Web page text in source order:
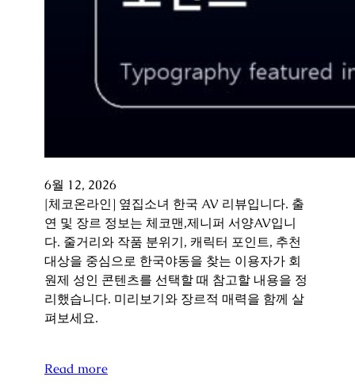
6월 12, 2026
[체코온라인] 옆집소녀 한국 AV 리뷰입니다. 출
연 및 장르 정보는 체코맨,제니퍼 서양AV입니
다. 줄거리와 작품 분위기, 캐릭터 포인트, 추천
대상을 중심으로 한국야동을 찾는 이용자가 회
원제 성인 콘텐츠를 선택할 때 참고할 내용을 정
리했습니다. 미리보기와 장르적 매력을 함께 살
펴보세요.
Read more